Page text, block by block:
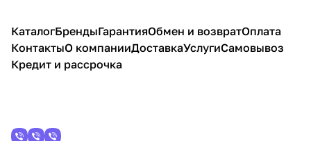
КаталогБрендыГарантияОбмен и возвратОплата
КонтактыО компанииДоставкаУслугиСамовывоз
Кредит и рассрочка